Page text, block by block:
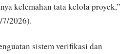
kelemahan tata kelola proyek,”
7/2026).
sistem verifikasi dan